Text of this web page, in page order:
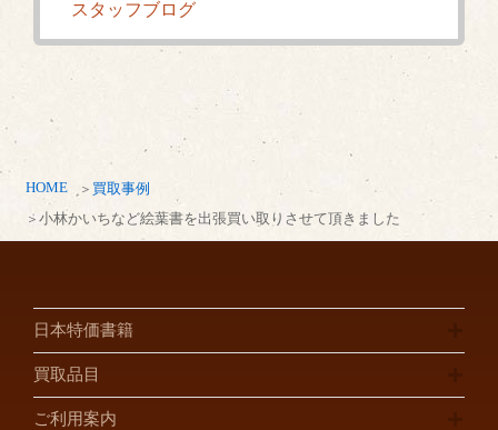
HOME
買取事例
小林かいちなど絵葉書を出張買い取りさせて頂きました
スタッフブログ
日本特価書籍
買取品目
ご利用案内